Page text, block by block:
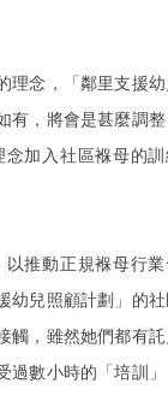
理念，「鄰里支援
有，將會是甚麼調
加入社區褓母的訓
以推動正規褓母行業
幼兒照顧計劃」的
觸，雖然她們都有
過數小時的「培訓